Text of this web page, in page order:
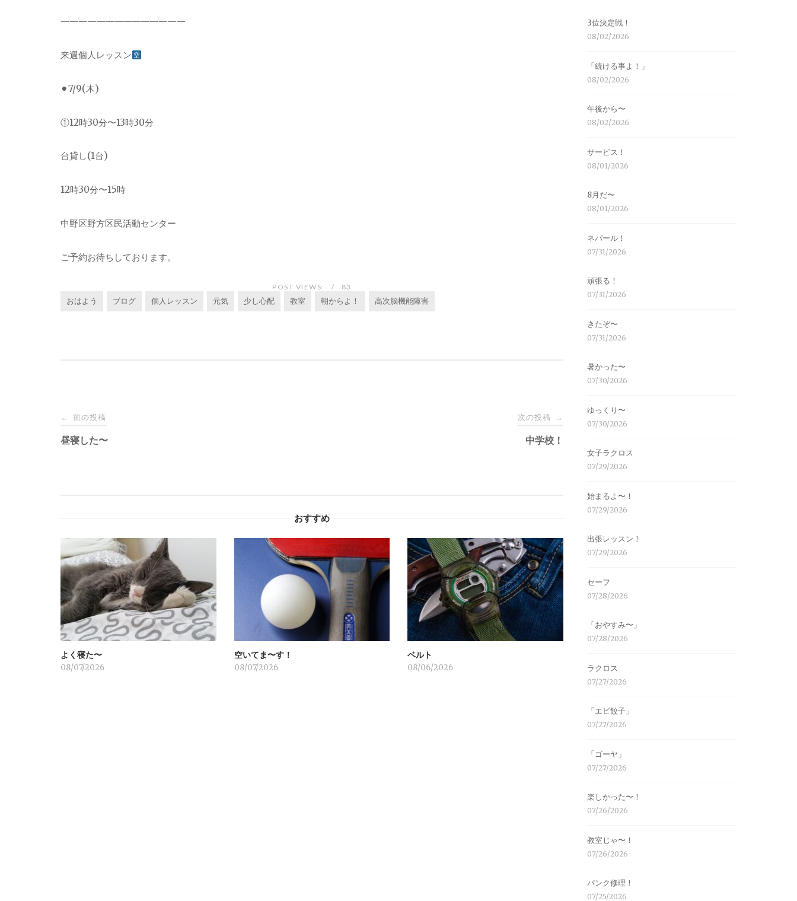
——————————————
来週個人レッスン
⚫︎7/9(木)
①12時30分〜13時30分
台貸し(1台)
12時30分〜15時
中野区野方区民活動センター
ご予約お待ちしております。
POST VIEWS: 83
おはよう ブログ 個人レッスン 元気 少し心配 教室 朝からよ！ 高次脳機能障害
投
稿
ゲ
ー
シ
ョ
ン
← 前の投稿
昼寝した〜
次の投稿 →
中学校！
おすすめ
よく寝た〜
08/07/2026
空いてま〜す！
08/07/2026
ベルト
08/06/2026
3位決定戦！
08/02/2026
「続ける事よ！」
08/02/2026
午後から〜
08/02/2026
サービス！
08/01/2026
8月だ〜
08/01/2026
ネパール！
07/31/2026
頑張る！
07/31/2026
きたぞ〜
07/31/2026
暑かった〜
07/30/2026
ゆっくり〜
07/30/2026
女子ラクロス
07/29/2026
始まるよ〜！
07/29/2026
出張レッスン！
07/29/2026
セーフ
07/28/2026
「おやすみ〜」
07/28/2026
ラクロス
07/27/2026
「エビ餃子」
07/27/2026
「ゴーヤ」
07/27/2026
楽しかった〜！
07/26/2026
教室じゃ〜！
07/26/2026
パンク修理！
07/25/2026